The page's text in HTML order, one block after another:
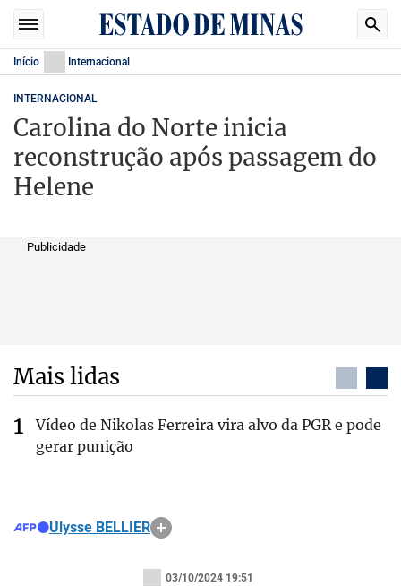
Início Internacional
INTERNACIONAL
Carolina do Norte inicia
reconstrução após passagem do
Helene
Publicidade
Mais lidas
Vídeo de Nikolas Ferreira vira alvo da PGR e pode
gerar punição
Ulysse BELLIER
03/10/2024 19:51